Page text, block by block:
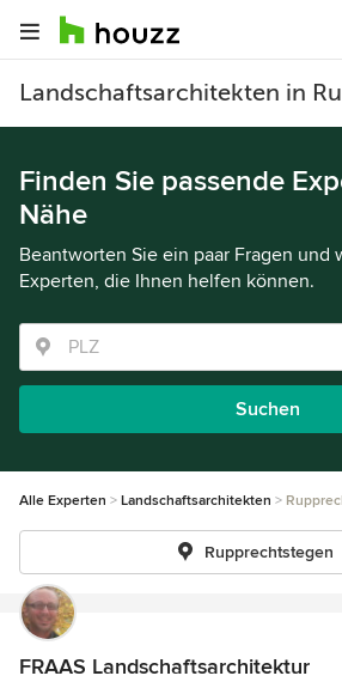
Landschaftsarchitekten in
Finden Sie passende
Nähe
Beantworten Sie ein paar Fragen und
Experten, die Ihnen helfen können.
Suchen
Alle Experten Landschaftsarchitekten
Rupprechtstegen
FRAAS Landschaftsarchitektur